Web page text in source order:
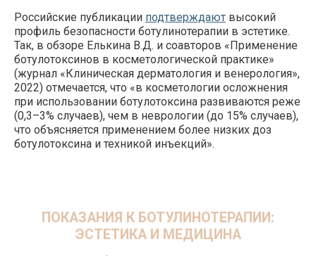
Российские публикации подтверждают высокий
профиль безопасности ботулинотерапии в эстетике.
Так, в обзоре Елькина В.Д. и соавторов «Применение
ботулотоксинов в косметологической практике»
(журнал «Клиническая дерматология и венерология»,
2022) отмечается, что «в косметологии осложнения
при использовании ботулотоксина развиваются реже
(0,3–3% случаев), чем в неврологии (до 15% случаев),
что объясняется применением более низких доз
ботулотоксина и техникой инъекций».